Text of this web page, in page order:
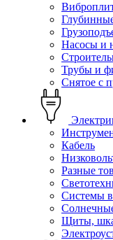
Насосы и
Трубы и
Снятое с
Кабель
Разные
Системы
Щиты,